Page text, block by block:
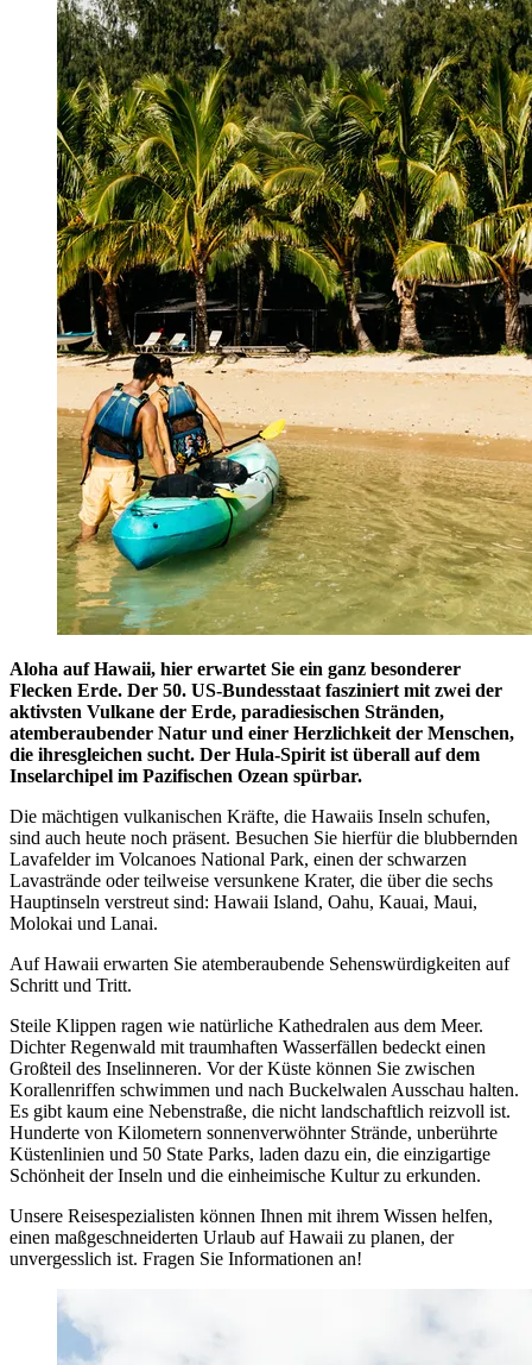
Aloha auf Hawaii, hier erwartet Sie ein ganz besonderer
Flecken Erde. Der 50. US-Bundesstaat fasziniert mit zwei der
aktivsten Vulkane der Erde, paradiesischen Stränden,
atemberaubender Natur und einer Herzlichkeit der Menschen,
die ihresgleichen sucht. Der Hula-Spirit ist überall auf dem
Inselarchipel im Pazifischen Ozean spürbar.
Die mächtigen vulkanischen Kräfte, die Hawaiis Inseln schufen,
sind auch heute noch präsent. Besuchen Sie hierfür die blubbernden
Lavafelder im Volcanoes National Park, einen der schwarzen
Lavastrände oder teilweise versunkene Krater, die über die sechs
Hauptinseln verstreut sind: Hawaii Island, Oahu, Kauai, Maui,
Molokai und Lanai.
Auf Hawaii erwarten Sie atemberaubende Sehenswürdigkeiten auf
Schritt und Tritt.
Steile Klippen ragen wie natürliche Kathedralen aus dem Meer.
Dichter Regenwald mit traumhaften Wasserfällen bedeckt einen
Großteil des Inselinneren. Vor der Küste können Sie zwischen
Korallenriffen schwimmen und nach Buckelwalen Ausschau halten.
Es gibt kaum eine Nebenstraße, die nicht landschaftlich reizvoll ist.
Hunderte von Kilometern sonnenverwöhnter Strände, unberührte
Küstenlinien und 50 State Parks, laden dazu ein, die einzigartige
Schönheit der Inseln und die einheimische Kultur zu erkunden.
Unsere Reisespezialisten können Ihnen mit ihrem Wissen helfen,
einen maßgeschneiderten Urlaub auf Hawaii zu planen, der
unvergesslich ist. Fragen Sie Informationen an!